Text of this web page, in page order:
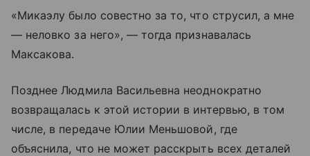
«Микаэлу было совестно за то, что струсил, а мне
— неловко за него», — тогда признавалась
Максакова.
Позднее Людмила Васильевна неоднократно
возвращалась к этой истории в интервью, в том
числе, в передаче Юлии Меньшовой, где
объяснила, что не может расскрыть всех деталей